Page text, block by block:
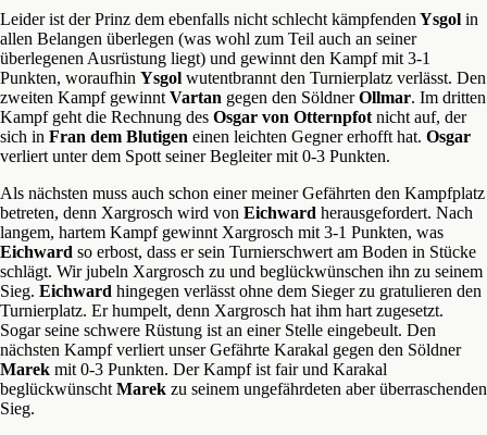
Leider ist der Prinz dem ebenfalls nicht schlecht kämpfenden Ysgol in
allen Belangen überlegen (was wohl zum Teil auch an seiner
überlegenen Ausrüstung liegt) und gewinnt den Kampf mit 3-1
Punkten, woraufhin Ysgol wutentbrannt den Turnierplatz verlässt. Den
zweiten Kampf gewinnt Vartan gegen den SöldnerOllmar. Im dritten
Kampf geht die Rechnung des Osgar von Otternpfot nicht auf, der
sich in Fran dem Blutigen einen leichten Gegner erhofft hat. Osgar
verliert unter dem Spott seiner Begleiter mit 0-3 Punkten.
Als nächsten muss auch schon einer meiner Gefährten den Kampfplatz
betreten, denn Xargrosch wird von Eichward herausgefordert. Nach
langem, hartem Kampf gewinnt Xargrosch mit 3-1 Punkten, was
Eichward so erbost, dass er sein Turnierschwert am Boden in Stücke
schlägt. Wir jubeln Xargrosch zu und beglückwünschen ihn zu seinem
Sieg. Eichward hingegen verlässt ohne dem Sieger zu gratulieren den
Turnierplatz. Er humpelt, denn Xargrosch hat ihm hart zugesetzt.
Sogar seine schwere Rüstung ist an einer Stelle eingebeult. Den
nächsten Kampf verliert unser Gefährte Karakal gegen den Söldner
Marek mit 0-3 Punkten. Der Kampf ist fair und Karakal
beglückwünscht Marek zu seinem ungefährdeten aber überraschenden
Sieg.